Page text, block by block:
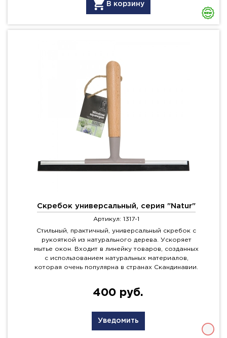
В корзину
Скребок универсальный, серия "Natur"
Артикул: 1317-1
Стильный, практичный, универсальный скребок с
рукояткой из натурального дерева. Ускоряет
мытье окон. Входит в линейку товаров, созданных
с использованием натуральных материалов,
которая очень популярна в странах Скандинавии.
400 руб.
Уведомить